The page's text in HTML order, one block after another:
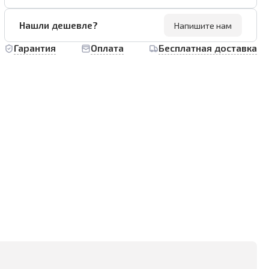
Нашли дешевле? Напишите нам
Гарантия Оплата Бесплатная доставка